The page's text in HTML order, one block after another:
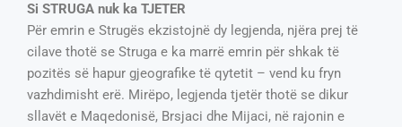
Si STRUGA nuk ka TJETER
Për emrin e Strugës ekzistojnë dy legjenda, njëra prej të
cilave thotë se Struga e ka marrë emrin për shkak të
pozitës së hapur gjeografike të qytetit – vend ku fryn
vazhdimisht erë. Mirëpo, legjenda tjetër thotë se dikur
sllavët e Maqedonisë, Brsjaci dhe Mijaci, në rajonin e